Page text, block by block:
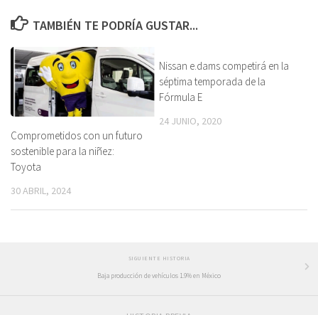
TAMBIÉN TE PODRÍA GUSTAR...
Comprometidos con un futuro
sostenible para la niñez:
Toyota
30 ABRIL, 2024
Nissan e.dams competirá en la
séptima temporada de la
Fórmula E
24 JUNIO, 2020
SIGUIENTE HISTORIA
Baja producción de vehículos 1.9% en México